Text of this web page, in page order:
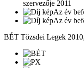
szervezője 2011
Az év
Az év
BÉT Tőzsdei Legek